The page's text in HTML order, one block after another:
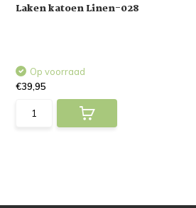
Laken katoen Linen-028
Op voorraad
€39,95